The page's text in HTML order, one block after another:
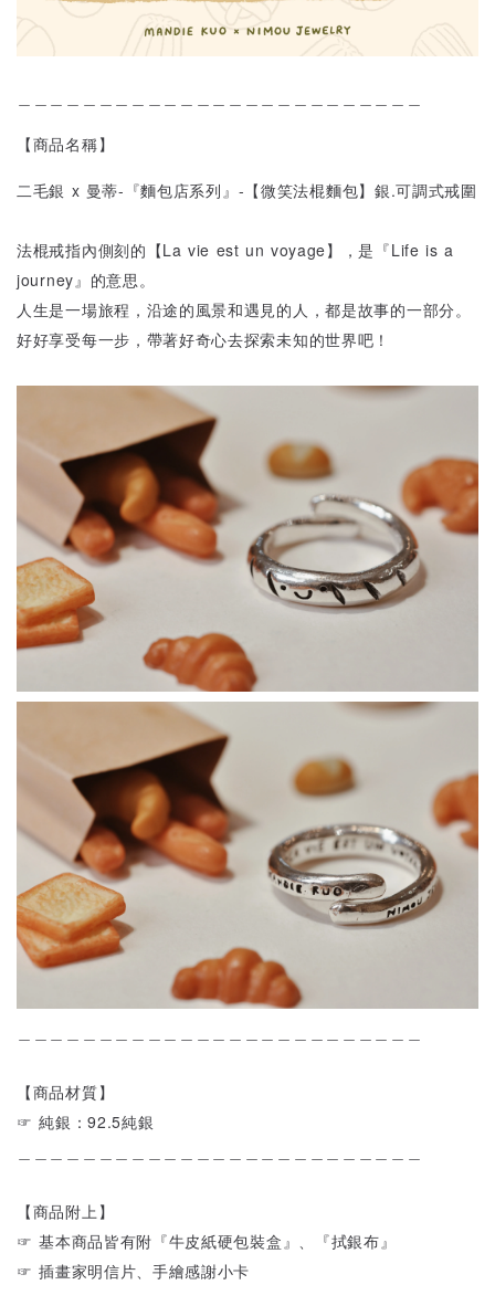
【商品名稱】
二毛銀 x 曼蒂-『麵包店系列』-【微笑法棍麵包】銀.可調式戒圍
法棍戒指內側刻的【La vie est un voyage】，是『Life is a
journey』的意思。
人生是一場旅程，沿途的風景和遇見的人，都是故事的一部分。
好好享受每一步，帶著好奇心去探索未知的世界吧！
【商品材質】
☞ 純銀：92.5純銀
【商品附上】
☞ 基本商品皆有附『牛皮紙硬包裝盒』、『拭銀布』
☞ 插畫家明信片、手繪感謝小卡